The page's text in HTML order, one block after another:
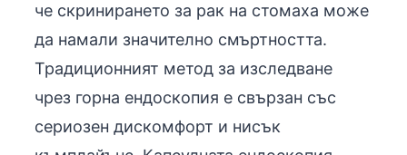
че скринирането за рак на стомаха може
да намали значително смъртността.
Традиционният метод за изследване
чрез горна ендоскопия е свързан със
сериозен дискомфорт и нисък